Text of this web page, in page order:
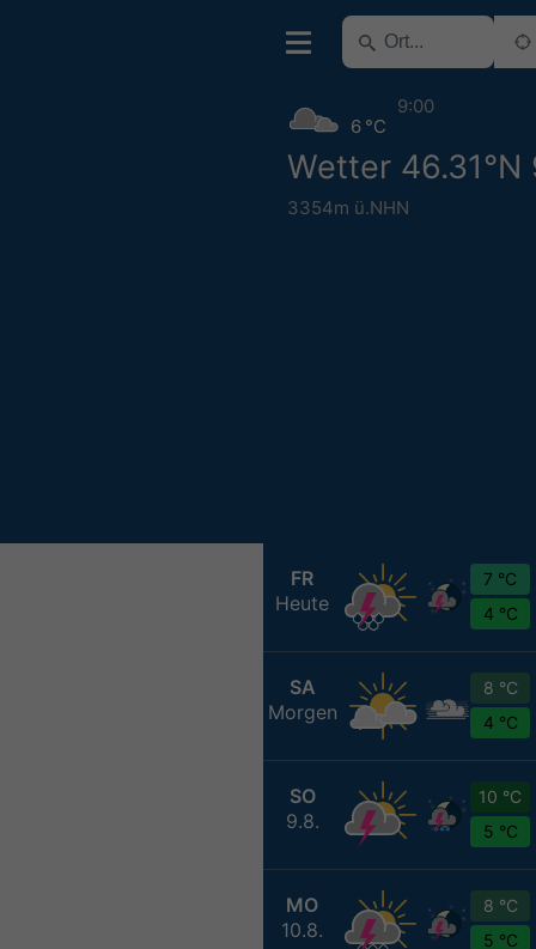
Wetter 46.31°N
3354m ü.NHN
6 °C
9:00
FR
Heute
7 °C
4 °C
SA
Morgen
8 °C
4 °C
SO
9.8.
10 °C
5 °C
MO
10.8.
8 °C
5 °C